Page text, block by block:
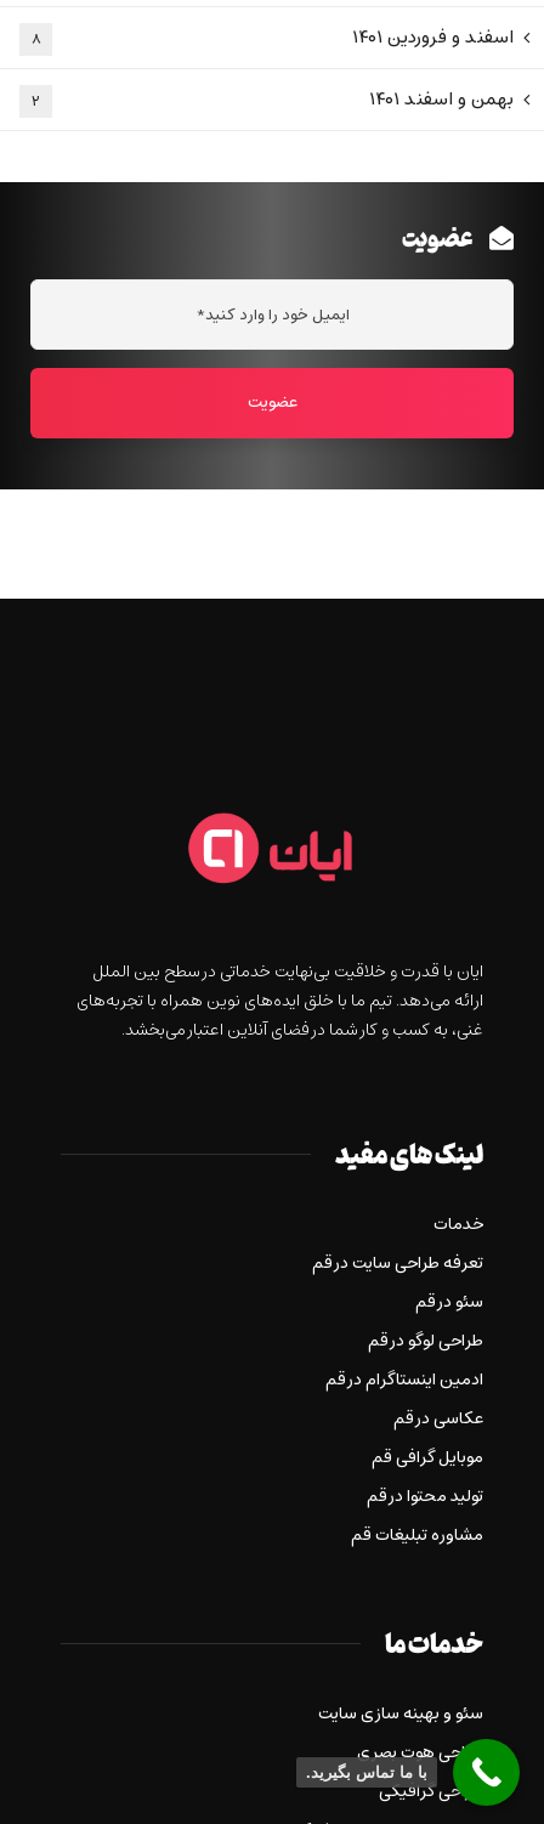
اسفند و فروردین ۱۴۰۱ ۸
بهمن و اسفند ۱۴۰۱ ۲
عضویت
ايان با قدرت و خلاقيت بی‌نهایت خدماتی در سطح بین الملل
ارائه می‌دهد. تیم ما با خلق ایده‌های نوین همراه با تجربه‌های
غنی، به کسب و کار شما در فضای آنلاین اعتبار می‌بخشد.
لینک های مفید
خدمات
تعرفه طراحی سایت در قم
سئو در قم
طراحی لوگو در قم
ادمین اینستاگرام در قم
عکاسی در قم
موبایل گرافی قم
تولید محتوا در قم
مشاوره تبلیغات قم
خدمات ما
سئو و بهینه سازی سایت
طراحی هوت بصری
طراحی گرافیکی
با ما تماس بگیرید.